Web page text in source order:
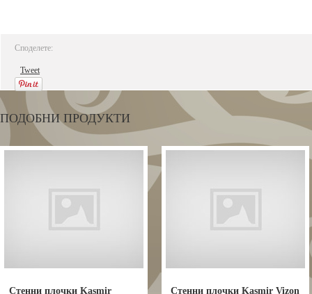
Споделете:
Tweet
ПОДОБНИ ПРОДУКТИ
Стенни плочки Kasmir
Стенни плочки Kasmir Vizon